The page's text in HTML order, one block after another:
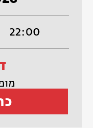
22:00